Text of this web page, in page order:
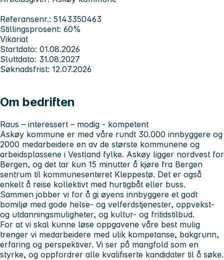
Referansenr.: 5143350463
Stillingsprosent: 60%
Vikariat
Startdato: 01.08.2026
Sluttdato: 31.08.2027
Søknadsfrist: 12.07.2026
Om bedriften
Raus – interessert – modig - kompetent
Askøy kommune er med våre rundt 30.000 innbyggere og
2000 medarbeidere en av de største kommunene og
arbeidsplassene i Vestland fylke. Askøy ligger nordvest for
Bergen, og det tar kun 15 minutter å kjøre fra Bergen
sentrum til kommunesenteret Kleppestø. Det er også
enkelt å reise kollektivt med hurtigbåt eller buss.
Sammen jobber vi for å gi øyens innbyggere et godt
bomiljø med gode helse- og velferdstjenester, oppvekst-
og utdanningsmuligheter, og kultur- og fritidstilbud.
For at vi skal kunne løse oppgavene våre best mulig
trenger vi medarbeidere med ulik kompetanse, bakgrunn,
erfaring og perspektiver. Vi ser på mangfold som en
styrke, og oppfordrer alle kvalifiserte kandidater til å søke.